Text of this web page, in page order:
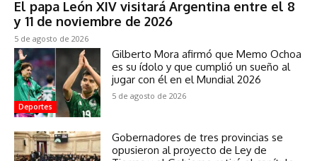
El papa León XIV visitará Argentina entre el 8
y 11 de noviembre de 2026
5 de agosto de 2026
Deportes
Gilberto Mora afirmó que Memo Ochoa
es su ídolo y que cumplió un sueño al
jugar con él en el Mundial 2026
5 de agosto de 2026
Gobernadores de tres provincias se
opusieron al proyecto de Ley de